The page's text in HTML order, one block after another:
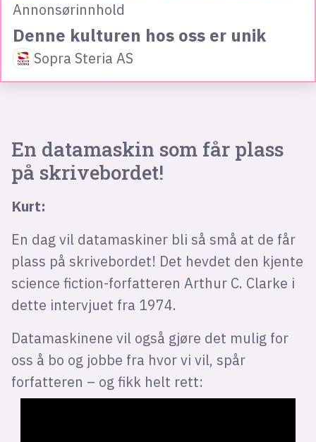
Annonsørinnhold
Denne kulturen hos oss er unik
Sopra Steria AS
En datamaskin som får plass
på skrivebordet!
Kurt:
En dag vil datamaskiner bli så små at de får
plass på skrivebordet! Det hevdet den kjente
science fiction-forfatteren Arthur C. Clarke i
dette intervjuet fra 1974.
Datamaskinene vil også gjøre det mulig for
oss å bo og jobbe fra hvor vi vil, spår
forfatteren – og fikk helt rett: